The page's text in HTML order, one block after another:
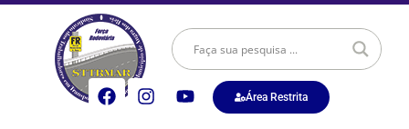
Área Restrita